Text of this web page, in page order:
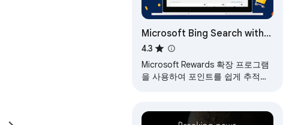
Microsoft Bing Search with
Rewards
4.3
Microsoft Rewards 확장 프로그램
을 사용하여 포인트를 쉽게 추적하
설정합니다.